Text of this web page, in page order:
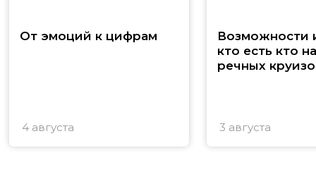
От эмоций к цифрам
4 августа
Возможности
кто есть кто
речных
3 августа